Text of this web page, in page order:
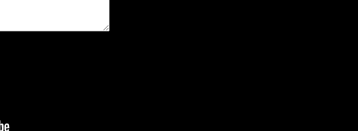
este navegador para la próxima vez que comente.